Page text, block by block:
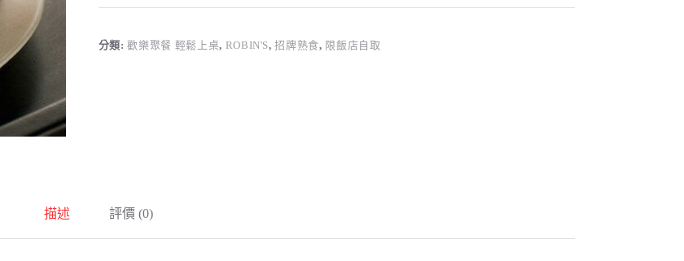
烤
腿
分類:歡樂聚餐 輕鬆上桌, ROBIN'S,招牌熟食, 限飯店自取
描述 評價 (0)